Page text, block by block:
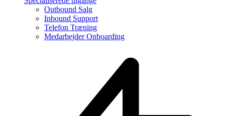
Outbound Salg
Inbound Support
Telefon Træning
Medarbejder Onboarding